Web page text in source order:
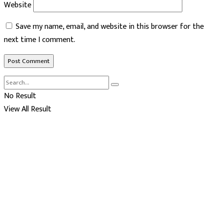
Website
Save my name, email, and website in this browser for the
next time I comment.
No Result
View All Result